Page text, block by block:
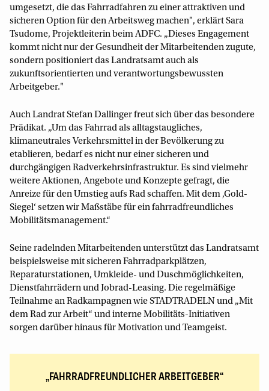
umgesetzt, die das Fahrradfahren zu einer attraktiven und
sicheren Option für den Arbeitsweg machen", erklärt Sara
Tsudome, Projektleiterin beim ADFC. „Dieses Engagement
kommt nicht nur der Gesundheit der Mitarbeitenden zugute,
sondern positioniert das Landratsamt auch als
zukunftsorientierten und verantwortungsbewussten
Arbeitgeber."
Auch Landrat Stefan Dallinger freut sich über das besondere
Prädikat. „Um das Fahrrad als alltagstaugliches,
klimaneutrales Verkehrsmittel in der Bevölkerung zu
etablieren, bedarf es nicht nur einer sicheren und
durchgängigen Radverkehrsinfrastruktur. Es sind vielmehr
weitere Aktionen, Angebote und Konzepte gefragt, die
Anreize für den Umstieg aufs Rad schaffen. Mit dem ‚Gold-
Siegel‘ setzen wir Maßstäbe für ein fahrradfreundliches
Mobilitätsmanagement.“
Seine radelnden Mitarbeitenden unterstützt das Landratsamt
beispielsweise mit sicheren Fahrradparkplätzen,
Reparaturstationen, Umkleide- und Duschmöglichkeiten,
Dienstfahrrädern und Jobrad-Leasing. Die regelmäßige
Teilnahme an Radkampagnen wie STADTRADELN und „Mit
dem Rad zur Arbeit“ und interne Mobilitäts-Initiativen
sorgen darüber hinaus für Motivation und Teamgeist.
„FAHRRADFREUNDLICHER ARBEITGEBER“